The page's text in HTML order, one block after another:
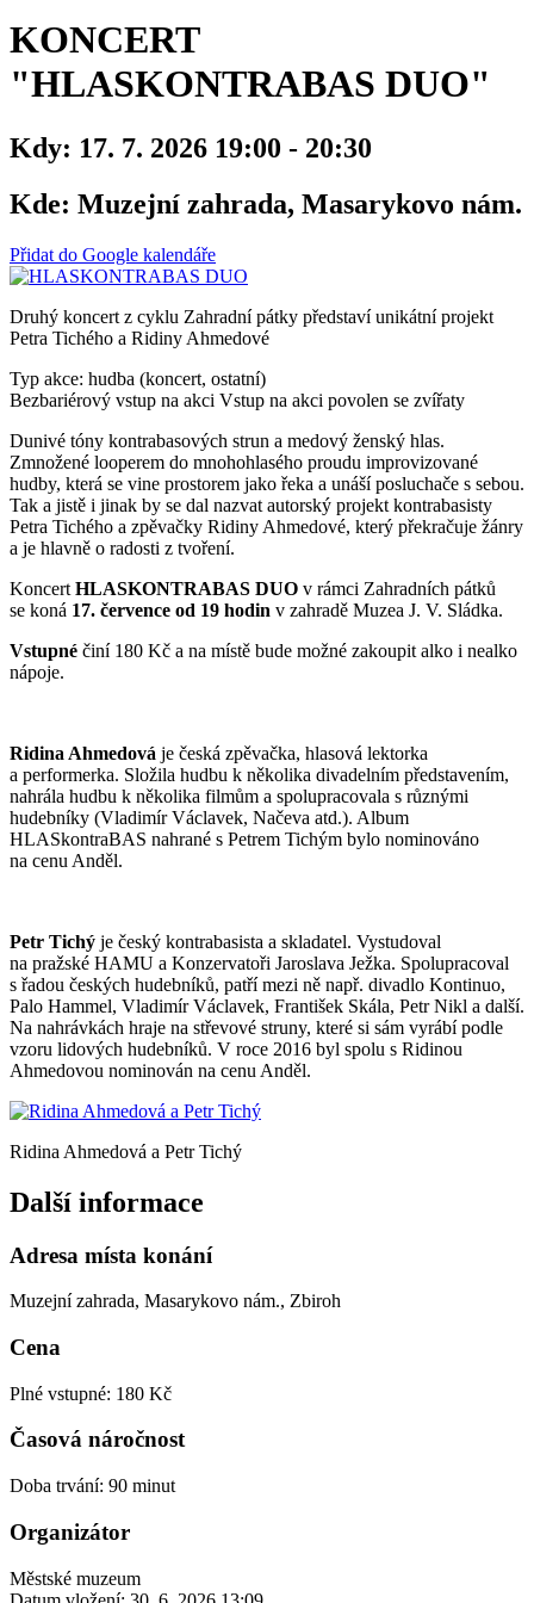
KONCERT
"HLASKONTRABAS DUO"
Kdy: 17. 7. 2026 19:00 - 20:30
Kde: Muzejní zahrada, Masarykovo nám.
Přidat do Google kalendáře
Druhý koncert z cyklu Zahradní pátky představí unikátní projekt
Petra Tichého a Ridiny Ahmedové
Typ akce: hudba (koncert, ostatní)
Bezbariérový vstup na akci Vstup na akci povolen se zvířaty
Dunivé tóny kontrabasových strun a medový ženský hlas.
Zmnožené looperem do mnohohlasého proudu improvizované
hudby, která se vine prostorem jako řeka a unáší posluchače s sebou.
Tak a jistě i jinak by se dal nazvat autorský projekt kontrabasisty
Petra Tichého a zpěvačky Ridiny Ahmedové, který překračuje žánry
a je hlavně o radosti z tvoření.
Koncert HLASKONTRABAS DUO v rámci Zahradních pátků
se koná 17. července od 19 hodin v zahradě Muzea J. V. Sládka.
Vstupné činí 180 Kč a na místě bude možné zakoupit alko i nealko
nápoje.
Ridina Ahmedová je česká zpěvačka, hlasová lektorka
a performerka. Složila hudbu k několika divadelním představením,
nahrála hudbu k několika filmům a spolupracovala s různými
hudebníky (Vladimír Václavek, Načeva atd.). Album
HLASkontraBAS nahrané s Petrem Tichým bylo nominováno
na cenu Anděl.
Petr Tichý je český kontrabasista a skladatel. Vystudoval
na pražské HAMU a Konzervatoři Jaroslava Ježka. Spolupracoval
s řadou českých hudebníků, patří mezi ně např. divadlo Kontinuo,
Palo Hammel, Vladimír Václavek, František Skála, Petr Nikl a další.
Na nahrávkách hraje na střevové struny, které si sám vyrábí podle
vzoru lidových hudebníků. V roce 2016 byl spolu s Ridinou
Ahmedovou nominován na cenu Anděl.
Ridina Ahmedová a Petr Tichý
Další informace
Adresa místa konání
Muzejní zahrada, Masarykovo nám., Zbiroh
Cena
Plné vstupné: 180 Kč
Časová náročnost
Doba trvání: 90 minut
Organizátor
Městské muzeum